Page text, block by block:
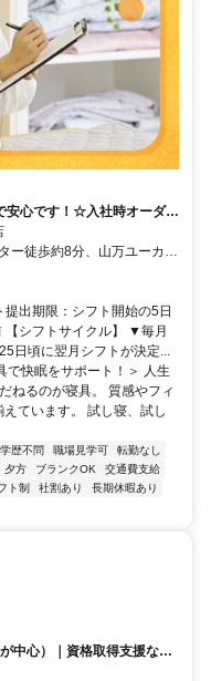
安心です！☆入社時オーダー
ー徒歩約8分、山万ユーカリ
線 井野（千葉県）徒歩約
出期限：シフト開始の5日
【シフトサイクル】 ▼毎月
日頃に翌月シフトが決定...
で快眠をサポート！＞ 人生
ねるのが寝具。 質感やフィ
ています。 試し寝、試し
学歴不問 職場見学可
転勤なし
夕方 ブランクOK
交通費支給
ト制 社割あり
長期休暇あり
中心）｜資格取得支援など